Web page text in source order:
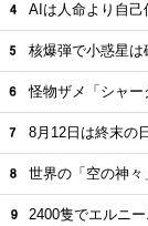
AIは人命より自
核爆弾で小惑星は
怪物ザメ「シャ
8月12日は終末の
世界の「空の神
2400隻でエルニ